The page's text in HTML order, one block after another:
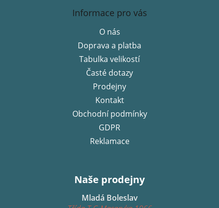
Informace pro vás
O nás
Doprava a platba
Tabulka velikostí
Časté dotazy
Prodejny
Kontakt
Obchodní podmínky
GDPR
Reklamace
Naše prodejny
Mladá Boleslav